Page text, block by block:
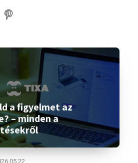
a figyelmet az
– minden a